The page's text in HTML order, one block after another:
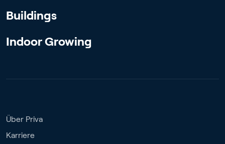
Buildings
Indoor Growing
Über Priva
Karriere